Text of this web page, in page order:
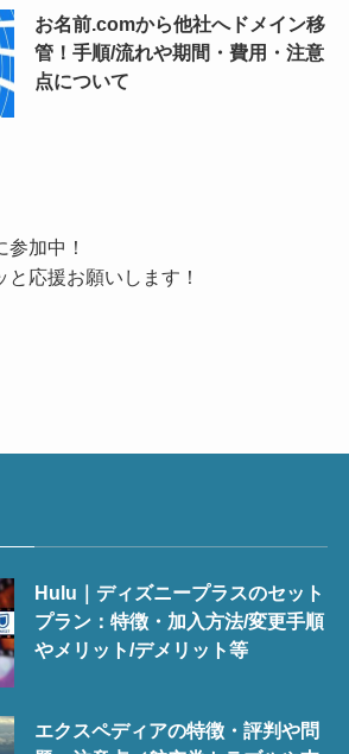
お名前.comから他社へドメイン移
管！手順/流れや期間・費用・注意
点について
加中！
応援お願いします！
Hulu｜ディズニープラスのセット
プラン：特徴・加入方法/変更手順
やメリット/デメリット等
エクスペディアの特徴・評判や問